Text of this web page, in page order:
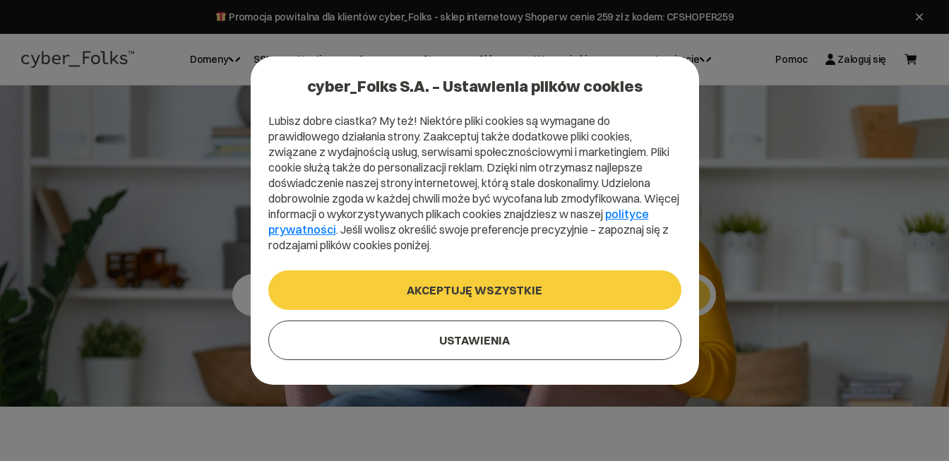
Promocja powitalna dla klientów cyber_Folks - sklep internetowy Shoper w cenie 259 zł z kodem: CFSHOPER259
Domeny SSL Hosting Serwery Strony Sklepy Wsparcie biznesowe Inspiracje Pomoc Zaloguj się
Domena .sale
Dobra na sprzedaż
cyber_Folks S.A. – Ustawienia plików cookies
Lubisz dobre ciastka? My też! Niektóre pliki cookies są wymagane do
prawidłowego działania strony. Zaakceptuj także dodatkowe pliki cookies,
związane z wydajnością usług, serwisami społecznościowymi i marketingiem. Pliki
cookie służą także do personalizacji reklam. Dzięki nim otrzymasz najlepsze
doświadczenie naszej strony internetowej, którą stale doskonalimy. Udzielona
dobrowolnie zgoda w każdej chwili może być wycofana lub zmodyfikowana. Więcej
informacji o wykorzystywanych plikach cookies znajdziesz w naszej polityce
prywatności. Jeśli wolisz określić swoje preferencje precyzyjnie – zapoznaj się z
rodzajami plików cookies poniżej.
AKCEPTUJĘ WSZYSTKIE
USTAWIENIA